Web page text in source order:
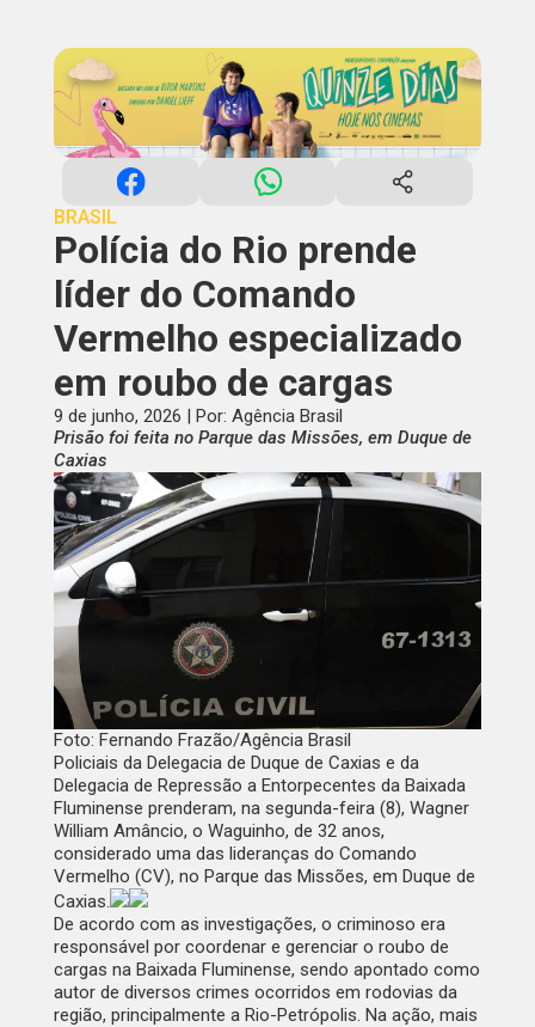
BRASIL
Polícia do Rio prende
líder do Comando
Vermelho especializado
em roubo de cargas
9 de junho, 2026 | Por: Agência Brasil
Prisão foi feita no Parque das Missões, em Duque de
Caxias
Foto: Fernando Frazão/Agência Brasil
Policiais da Delegacia de Duque de Caxias e da
Delegacia de Repressão a Entorpecentes da Baixada
Fluminense prenderam, na segunda-feira (8), Wagner
William Amâncio, o Waguinho, de 32 anos,
considerado uma das lideranças do Comando
Vermelho (CV), no Parque das Missões, em Duque de
Caxias.
De acordo com as investigações, o criminoso era
responsável por coordenar e gerenciar o roubo de
cargas na Baixada Fluminense, sendo apontado como
autor de diversos crimes ocorridos em rodovias da
região, principalmente a Rio-Petrópolis. Na ação, mais